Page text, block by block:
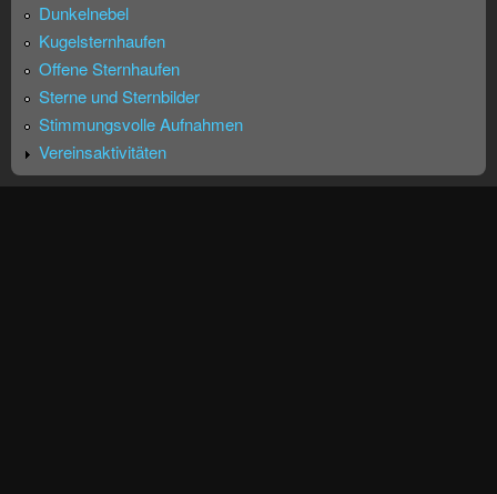
Dunkelnebel
Kugelsternhaufen
Offene Sternhaufen
Sterne und Sternbilder
Stimmungsvolle Aufnahmen
Vereinsaktivitäten